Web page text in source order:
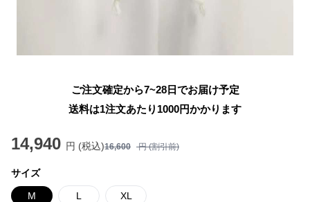
ご注文確定から7~28日でお届け予定
送料は1注文あたり 1000円かかります
14,940 円 (税込)16,600 円 (割引前)
サイズ
M L XL